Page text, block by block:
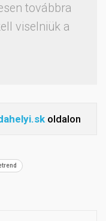
továbbra
viselniük a
oldalon